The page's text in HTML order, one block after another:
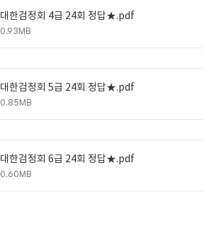
대한검정회 4급 24회 정답★.pdf
0.93MB
대한검정회 5급 24회 정답★.pdf
0.85MB
대한검정회 6급 24회 정답★.pdf
0.60MB